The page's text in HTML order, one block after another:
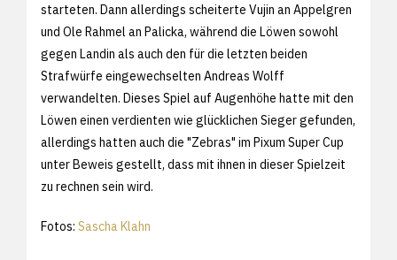
starteten. Dann allerdings scheiterte Vujin an Appelgren
und Ole Rahmel an Palicka, während die Löwen sowohl
gegen Landin als auch den für die letzten beiden
Strafwürfe eingewechselten Andreas Wolff
verwandelten. Dieses Spiel auf Augenhöhe hatte mit den
Löwen einen verdienten wie glücklichen Sieger gefunden,
allerdings hatten auch die "Zebras" im Pixum Super Cup
unter Beweis gestellt, dass mit ihnen in dieser Spielzeit
zu rechnen sein wird.
Fotos: Sascha Klahn